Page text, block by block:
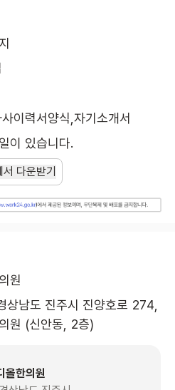
이력서양식,자기소개서
이 있습니다.
다운받기
원
남도 진주시 진양호로 274,
원 (신안동, 2층)
올한의원